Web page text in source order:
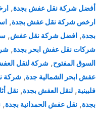
أفضل شركة نقل عفش بجدة,
ارخص شركة نقل عفش بجدة,
بجدة, افضل شركة نقل عفش,
شركات نقل عفش ابحر بجدة,
السوق المفتوح, شركة لنقل
عفش ابحر الشمالية جدة, شركة
فلبينية, لنقل العفش بجدة, نقل
بجدة, نقل عفش الحمدانية بجدة,